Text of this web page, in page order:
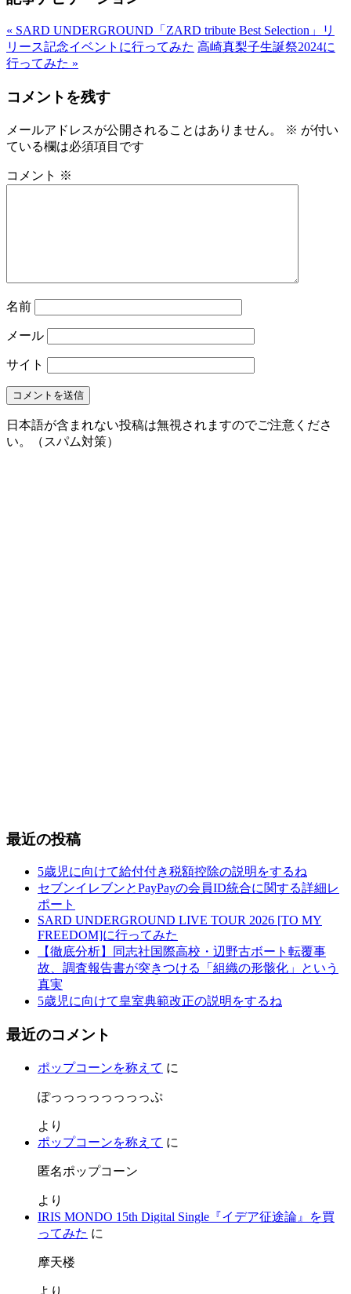
« SARD UNDERGROUND「ZARD tribute Best Selection」リ
リース記念イベントに行ってみた 高崎真梨子生誕祭2024に
行ってみた »
コメントを残す
メールアドレスが公開されることはありません。 ※ が付い
ている欄は必須項目です
コメント ※
名前
メール
サイト
日本語が含まれない投稿は無視されますのでご注意くださ
い。（スパム対策）
最近の投稿
5歳児に向けて給付付き税額控除の説明をするね
セブンイレブンとPayPayの会員ID統合に関する詳細レ
ポート
SARD UNDERGROUND LIVE TOUR 2026 [TO MY
FREEDOM]に行ってみた
【徹底分析】同志社国際高校・辺野古ボート転覆事
故、調査報告書が突きつける「組織の形骸化」という
真実
5歳児に向けて皇室典範改正の説明をするね
最近のコメント
ポップコーンを称えて に
ぽっっっっっっっっぷ
より
ポップコーンを称えて に
匿名ポップコーン
より
IRIS MONDO 15th Digital Single『イデア征途論』を買
ってみた に
摩天楼
より